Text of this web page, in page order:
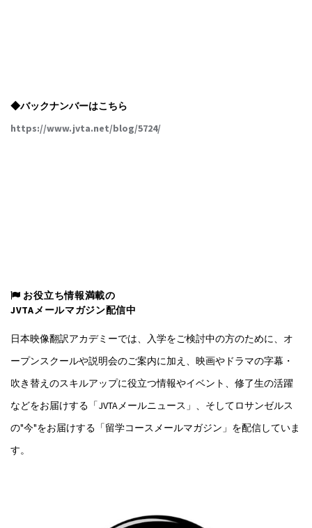
◆バックナンバーはこちら
https://www.jvta.net/blog/5724/
お役立ち情報満載の
JVTAメールマガジン配信中
日本映像翻訳アカデミーでは、入学をご検討中の方のために、オ
ープンスクールや説明会のご案内に加え、映画やドラマの字幕・
吹き替えのスキルアップに役立つ情報やイベント、修了生の活躍
などをお届けする「JVTAメールニュース」、そしてロサンゼルス
の"今"をお届けする「留学コースメールマガジン」を配信していま
す。